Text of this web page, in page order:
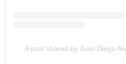
A post shared by Juan Diego